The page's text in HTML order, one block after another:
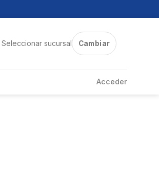
Seleccionar sucursal Cambiar
Acceder